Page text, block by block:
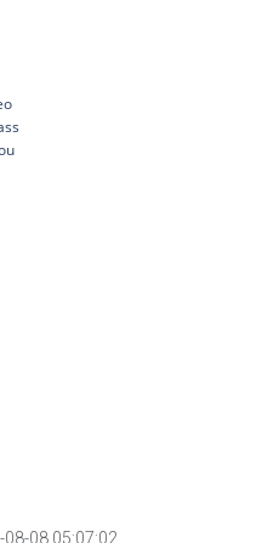
08 05:07:02